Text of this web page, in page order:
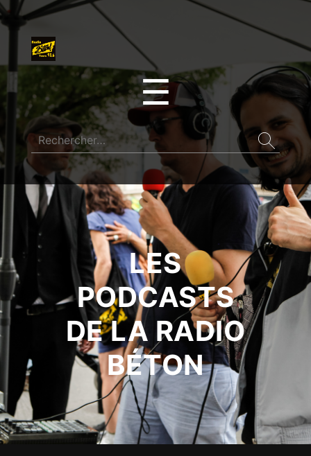
☰
LES
PODCASTS
DE LA RADIO
BÉTON